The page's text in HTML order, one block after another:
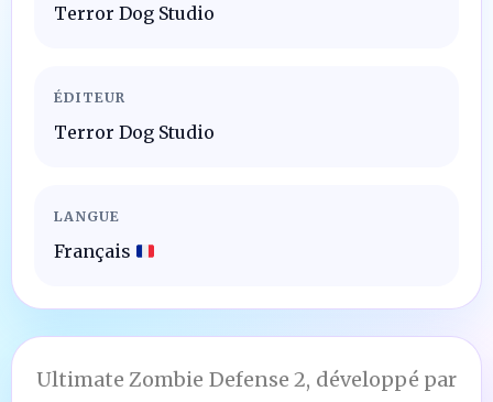
Terror Dog Studio
ÉDITEUR
Terror Dog Studio
LANGUE
Français
Ultimate Zombie Defense 2, développé par